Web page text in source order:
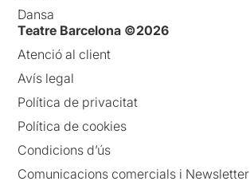
Dansa
Teatre Barcelona ©2026
Atenció al client
Avís legal
Política de privacitat
Política de cookies
Condicions d’ús
Comunicacions comercials i Newsletter